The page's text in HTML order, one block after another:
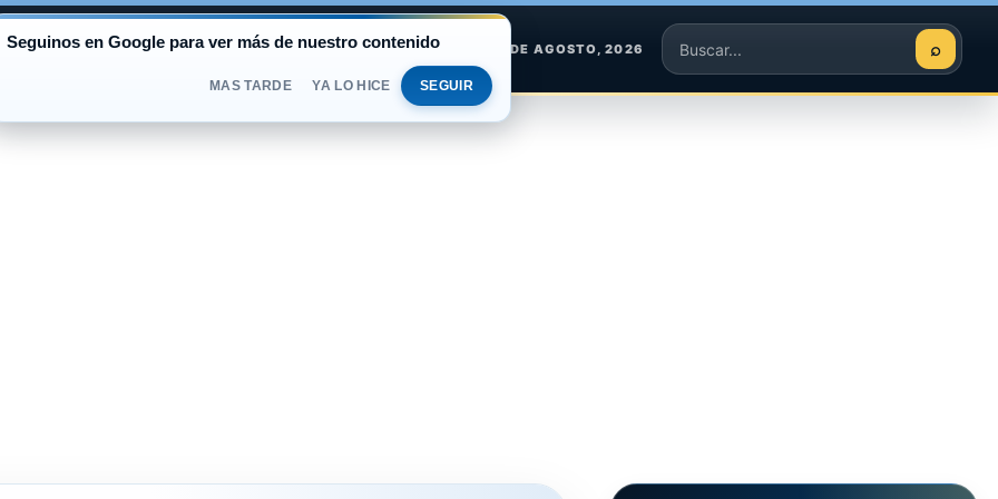
DOLAR BLUE$1.525OFICIAL$1.520 SÁBADO 8 DE AGOSTO, 2026
Buscar
⌕
Seguinos en Google para ver más de nuestro contenido
MAS TARDE YA LO HICE SEGUIR